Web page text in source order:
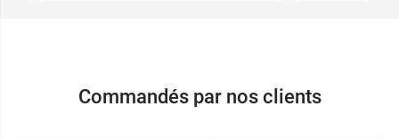
Commandés par nos clients